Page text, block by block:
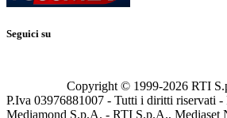
Seguici su
Copyright © 1999-2026 RTI
P.Iva 03976881007 - Tutti i diritti riservati -
Mediamond S.p.A. - RTI S.p.A., Mediaset